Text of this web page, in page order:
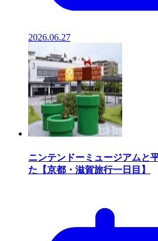
2026.06.27
ニンテンドーミュージアムと
た【京都・滋賀旅行一日目】